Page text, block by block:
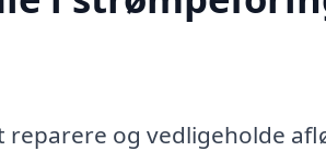
og vedligeholde